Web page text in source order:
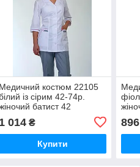
Медичний костюм 22105
із сірим 42-74р.
батист 42
1 014₴
Купити
896